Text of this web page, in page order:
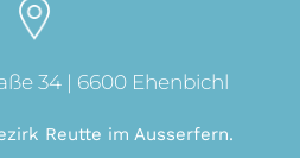
34 | 6600 Ehenbichl
Reutte im Ausserfern.